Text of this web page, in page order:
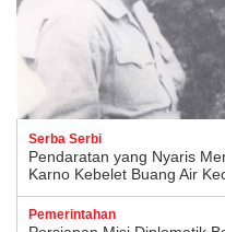
Serba Serbi
Pendaratan yang Nyaris
Karno Kebelet Buang Air
Pemerintahan